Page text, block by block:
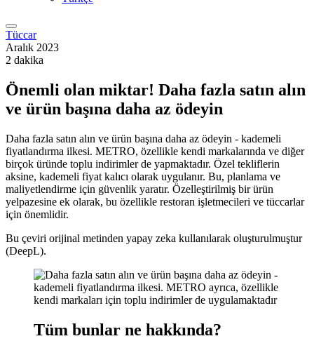
Tüccar
Aralık 2023
2 dakika
Önemli olan miktar! Daha fazla satın alın
ve ürün başına daha az ödeyin
Daha fazla satın alın ve ürün başına daha az ödeyin - kademeli
fiyatlandırma ilkesi. METRO, özellikle kendi markalarında ve diğer
birçok üründe toplu indirimler de yapmaktadır. Özel tekliflerin
aksine, kademeli fiyat kalıcı olarak uygulanır. Bu, planlama ve
maliyetlendirme için güvenlik yaratır. Özelleştirilmiş bir ürün
yelpazesine ek olarak, bu özellikle restoran işletmecileri ve tüccarlar
için önemlidir.
Bu çeviri orijinal metinden yapay zeka kullanılarak oluşturulmuştur
(DeepL).
Tüm bunlar ne hakkında?